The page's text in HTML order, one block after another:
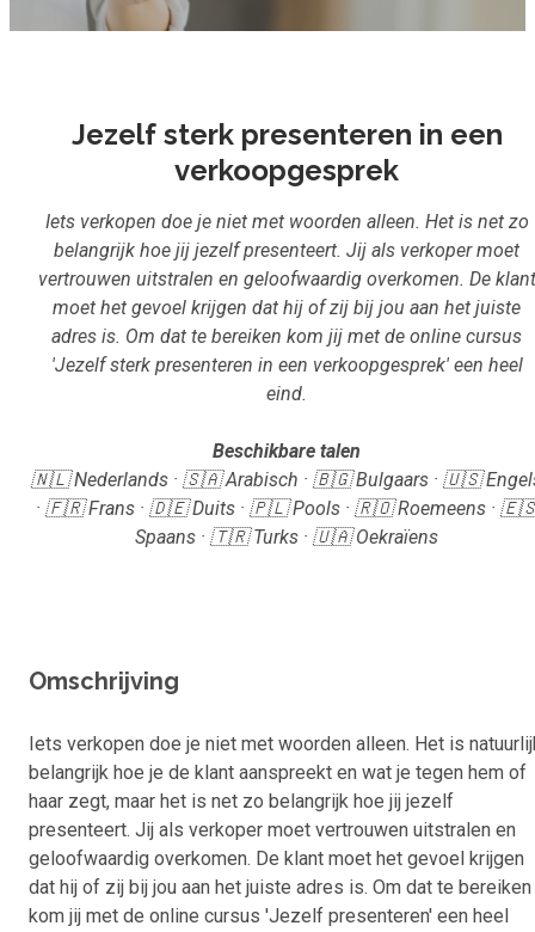
Jezelf sterk presenteren in een
verkoopgesprek
Iets verkopen doe je niet met woorden alleen. Het is net zo
belangrijk hoe jij jezelf presenteert. Jij als verkoper moet
vertrouwen uitstralen en geloofwaardig overkomen. De klant
moet het gevoel krijgen dat hij of zij bij jou aan het juiste
adres is. Om dat te bereiken kom jij met de online cursus
'Jezelf sterk presenteren in een verkoopgesprek' een heel
eind.
Beschikbare talen
🇳🇱 Nederlands · 🇸🇦 Arabisch · 🇧🇬 Bulgaars · 🇺🇸
· 🇫🇷 Frans · 🇩🇪 Duits · 🇵🇱 Pools · 🇷🇴 Roemeens ·
Spaans · 🇹🇷 Turks · 🇺🇦 Oekraïens
Omschrijving
Iets verkopen doe je niet met woorden alleen. Het is
belangrijk hoe je de klant aanspreekt en wat je tegen hem of
haar zegt, maar het is net zo belangrijk hoe jij jezelf
presenteert. Jij als verkoper moet vertrouwen uitstralen en
geloofwaardig overkomen. De klant moet het gevoel krijgen
dat hij of zij bij jou aan het juiste adres is. Om dat te bereiken
kom jij met de online cursus 'Jezelf presenteren' een heel